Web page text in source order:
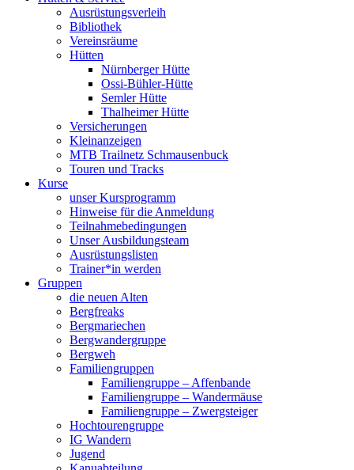
Ausrüstungsverleih
Bibliothek
Vereinsräume
Hütten
Nürnberger Hütte
Ossi-Bühler-Hütte
Semler Hütte
Thalheimer Hütte
Versicherungen
Kleinanzeigen
MTB Trailnetz Schmausenbuck
Touren und Tracks
Kurse
unser Kursprogramm
Hinweise für die Anmeldung
Teilnahmebedingungen
Unser Ausbildungsteam
Ausrüstungslisten
Trainer*in werden
Gruppen
die neuen Alten
Bergfreaks
Bergmariechen
Bergwandergruppe
Bergweh
Familiengruppen
Familiengruppe – Affenbande
Familiengruppe – Wandermäuse
Familiengruppe – Zwergsteiger
Hochtourengruppe
IG Wandern
Jugend